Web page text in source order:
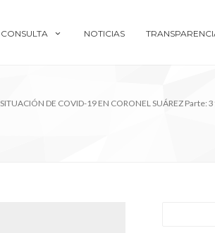
CONSULTA NOTICIAS
SITUACIÓN DE COVID-19 EN CORONEL SUÁREZ Parte: